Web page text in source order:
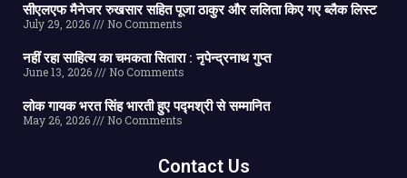
सीएलएफ मैनेजर रुखसार सहित पूजा ठाकुर और ललिता किए गए ब्लैक लिस्ट
July 29, 2026 No Comments
नहीं रहा साहित्य का चमकता सितारा : नृपेन्द्रनाथ गुप्त
June 13, 2026 No Comments
लोक गायक भरत सिंह भारती हुए पद्मश्री से सम्मानित
May 26, 2026 No Comments
Contact Us